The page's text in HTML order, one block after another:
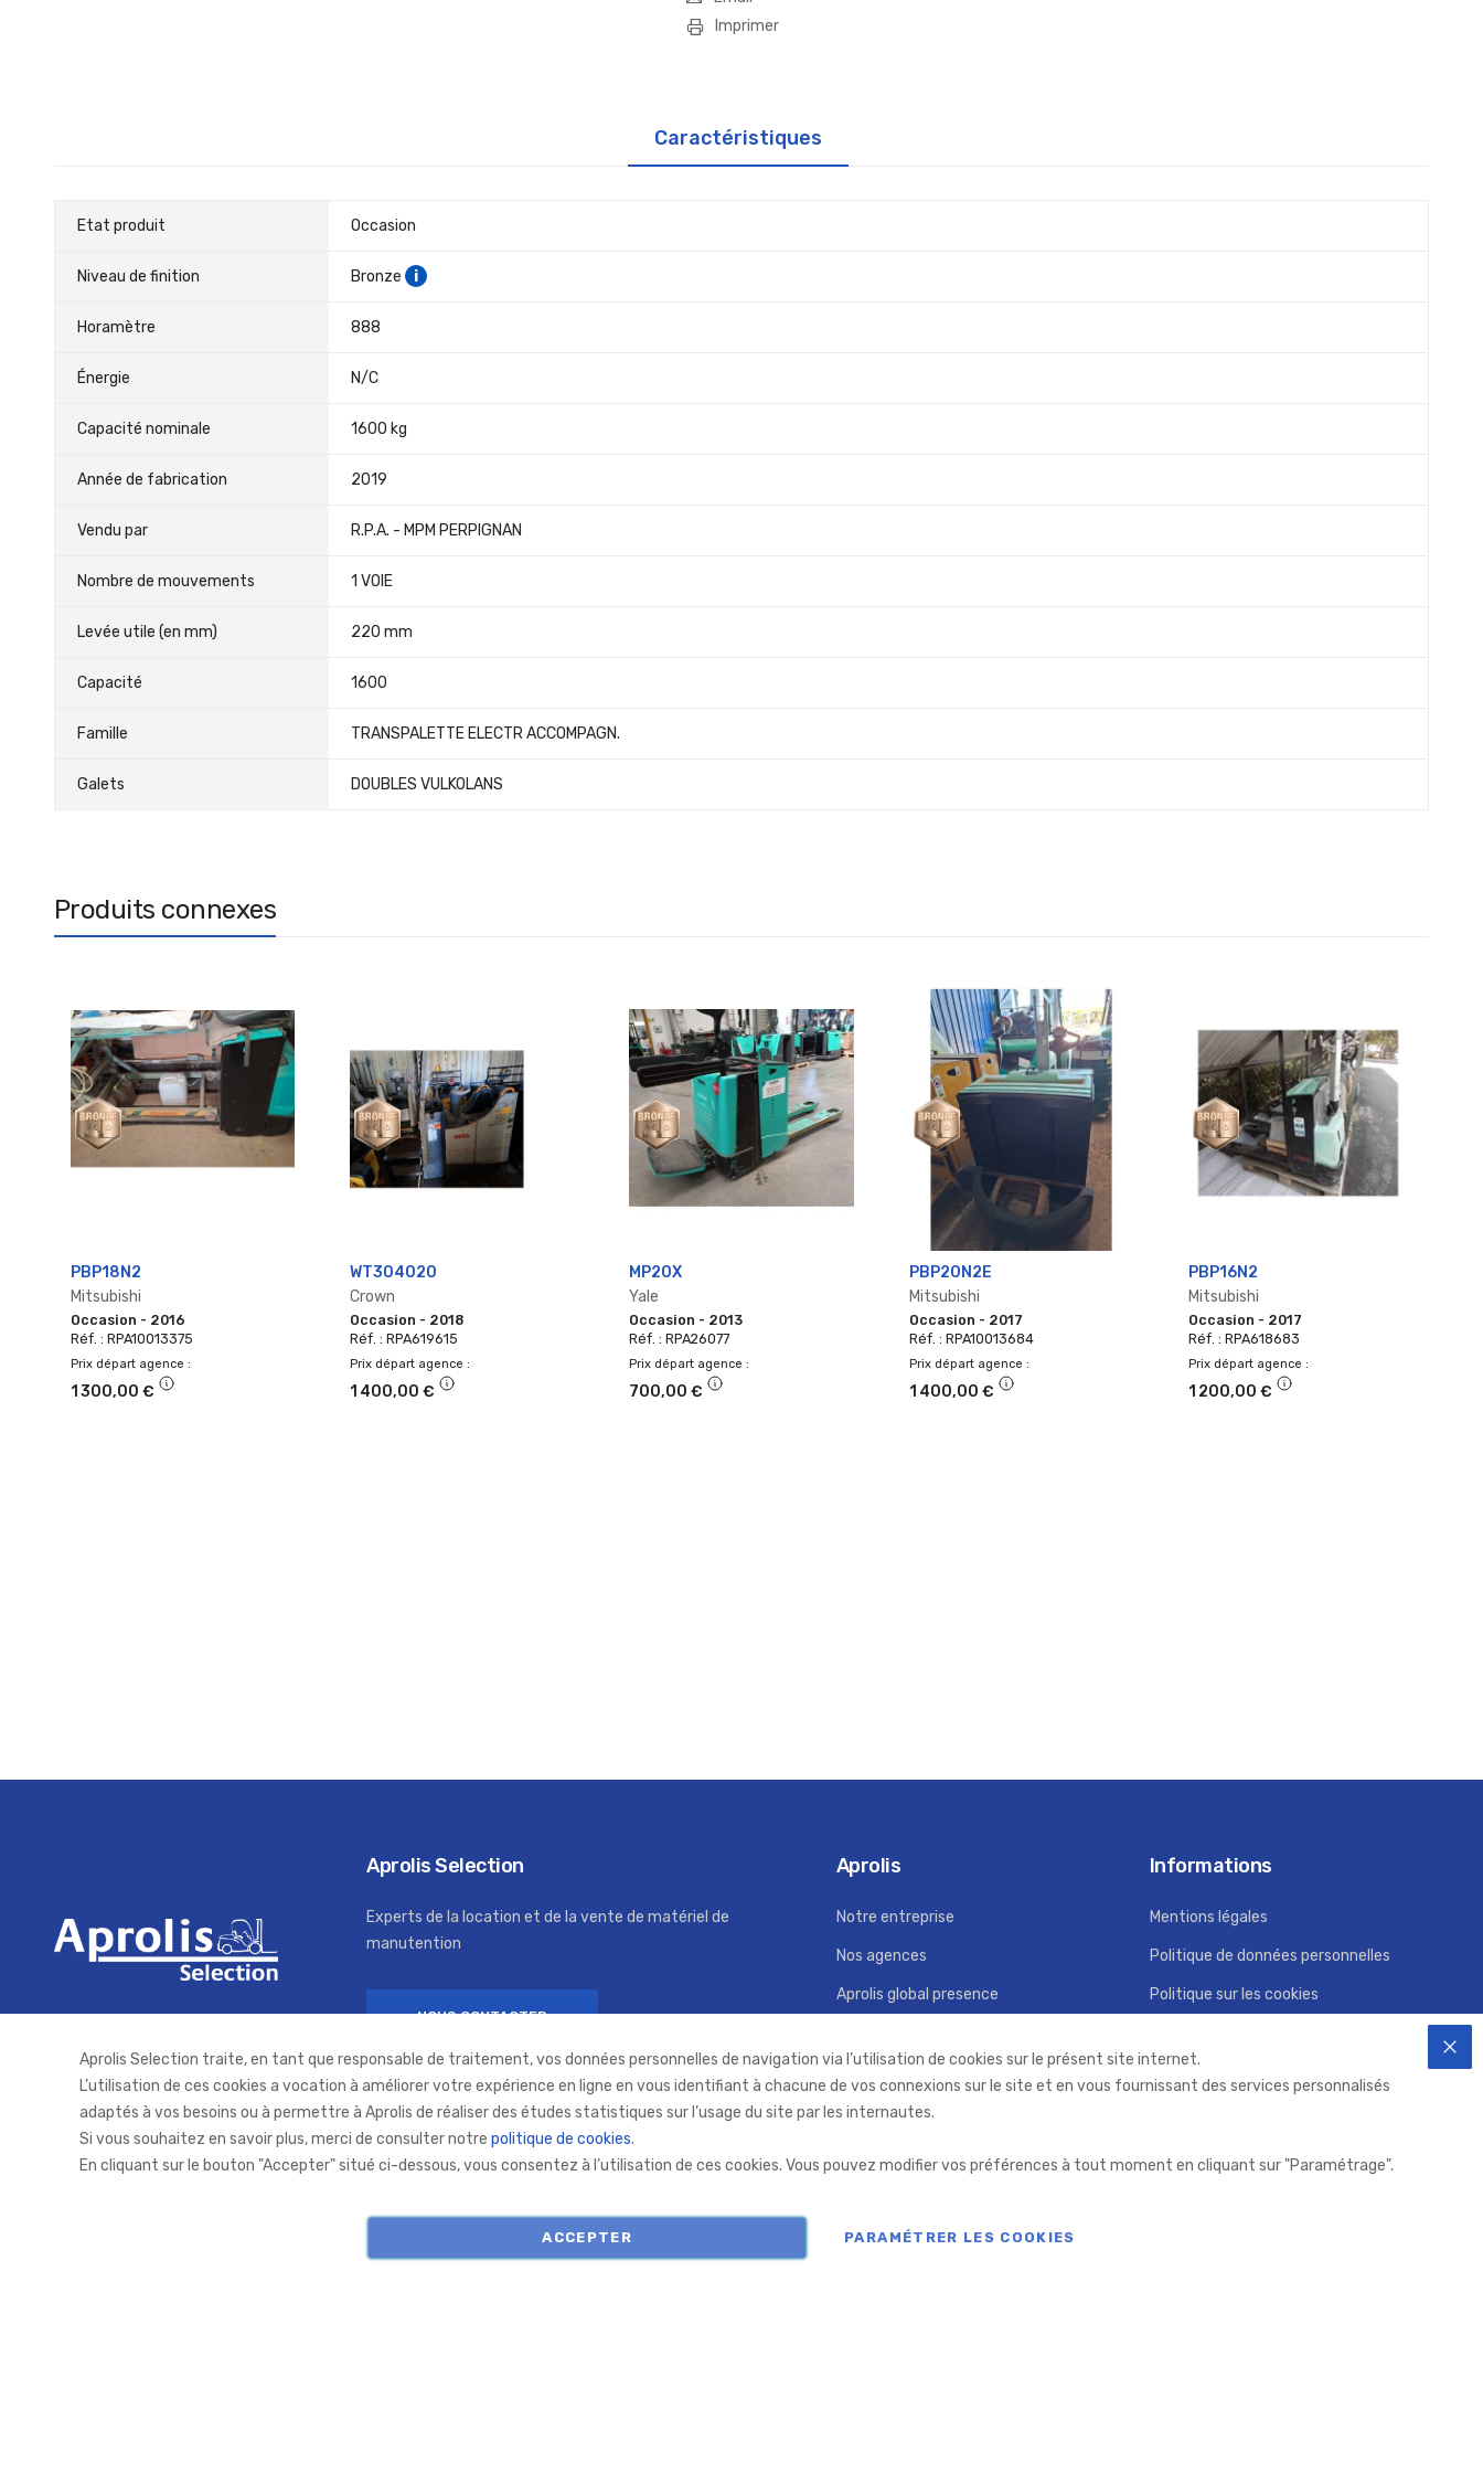
Imprimer
Caractéristiques
Caractéristiques
Etat produit Occasion
Niveau de finition Bronze i
Horamètre 888
Énergie N/C
Capacité nominale 1600 kg
Année de fabrication 2019
Vendu par R.P.A. - MPM PERPIGNAN
Nombre de mouvements 1 VOIE
Levée utile (en mm) 220 mm
Capacité 1600
Famille TRANSPALETTE ELECTR ACCOMPAGN.
Galets DOUBLES VULKOLANS
Produits connexes
PBP18N2
Mitsubishi
Occasion - 2016
Réf. : RPA10013375
Prix départ agence
1 300,00 €
WT304020
Crown
Occasion - 2018
Réf. : RPA619615
Prix départ agence
1 400,00 €
MP20X
Yale
Occasion - 2013
Réf. : RPA26077
Prix départ agence
700,00 €
PBP20N2E
Mitsubishi
Occasion - 2017
Réf. : RPA10013684
Prix départ agence
1 400,00 €
PBP16N2
Mitsubishi
Occasion - 2017
Réf. : RPA618683
Prix départ agence
1 200,00 €
Aprolis Selection
Experts de la location et de la vente de matériel de
manutention
NOUS CONTACTER
Aprolis
Notre entreprise
Nos agences
Aprolis global presence
Informations
Mentions légales
Politique de données personnelles
Politique sur les cookies
COPYRIGHT © APROLIS 2026
Aprolis Selection traite, en tant que responsable de traitement, vos données personnelles de navigation via l’utilisation de cookies sur le présent site internet.
L’utilisation de ces cookies a vocation à améliorer votre expérience en ligne en vous identifiant à chacune de vos connexions sur le site et en vous fournissant des services personnalisés
adaptés à vos besoins ou à permettre à Aprolis de réaliser des études statistiques sur l’usage du site par les internautes.
Si vous souhaitez en savoir plus, merci de consulter notre politique de cookies.
En cliquant sur le bouton "Accepter" situé ci-dessous, vous consentez à l’utilisation de ces cookies. Vous pouvez modifier vos préférences à tout moment en cliquant sur "Paramétrage".
ACCEPTER PARAMÉTRER LES COOKIES